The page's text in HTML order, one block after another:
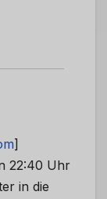
]
22:40 Uhr
in die